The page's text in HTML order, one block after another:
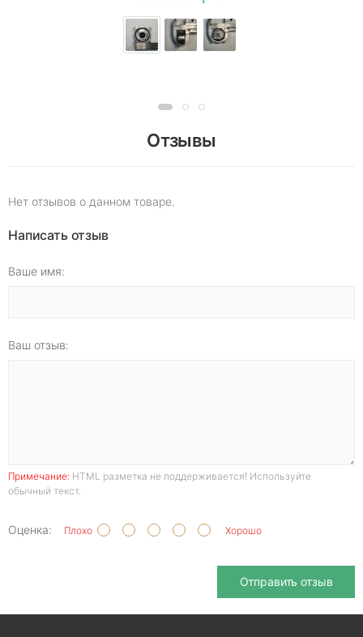
Отзывы
Нет отзывов о данном товаре.
Написать отзыв
Ваше имя:
Ваш отзыв:
Примечание: HTML разметка не поддерживается! Используйте
обычный текст.
Оценка: Плохо Хорошо
Отправить отзыв